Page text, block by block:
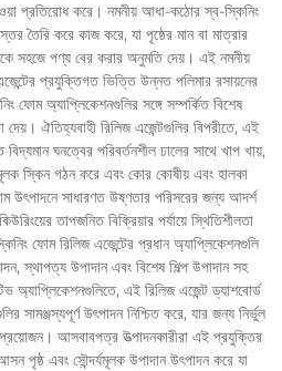
প্রতিরোধ করে। নমনীয় আধা-কঠোর স্ব-স্কিনিং
তৈরি করে কাজ করে, যা পৃষ্ঠের মান বা মাত্রার
সহজে পণ্য বের করার অনুমতি দেয়। এই নমনীয়
প্রযুক্তিগত ভিত্তি উন্নত পলিমার রসায়নের
ফোম অ্যাপ্লিকেশনগুলির সঙ্গে সম্পর্কিত বিশেষ
দেয়। ঐতিহ্যবাহী রিলিজ এজেন্টগুলির বিপরীতে, এই
ঘনত্বের পরিবর্তনশীল ঢালের সাথে খাপ খায়,
স্কিন গঠন করে এবং কোর কোষীয় এবং হালকা
উৎপাদনে সাধারণত উষ্ণতার পরিসরের জন্য আদর্শ
তাপজনিত বিক্রিয়ার পর্যায়ে স্থিতিশীলতা
ফোম রিলিজ এজেন্টের প্রধান অ্যাপ্লিকেশনগুলি
স্থাপত্য উপাদান এবং বিশেষ শিল্প উপাদান সহ
অ্যাপ্লিকেশনগুলিতে, এই রিলিজ এজেন্ট ড্যাশবোর্ড
সামঞ্জস্যপূর্ণ উৎপাদন নিশ্চিত করে, যার জন্য নির্ভুল
প্রয়োজন। আসবাবপত্র উত্পাদনকারীরা এই প্রযুক্তির
পৃষ্ঠ এবং সৌন্দর্যমূলক উপাদান উৎপাদন করে যা